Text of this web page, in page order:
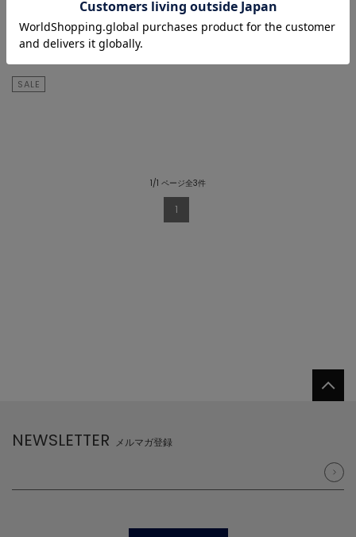
インテリア雑貨
¥1,650 70% OFF
SALE
1/1 ページ全3件
1
NEWSLETTER メルマガ登録